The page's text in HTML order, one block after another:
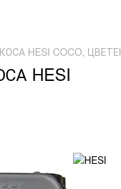
HESI COCO,
HESI